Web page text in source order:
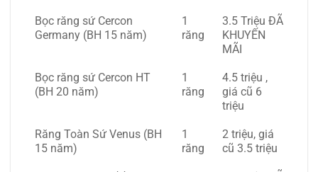
Bọc răng sứ Cercon
Germany (BH 15 năm)
1
răng
3.5 Triệu ĐÃ
KHUYẾN
MÃI
Bọc răng sứ Cercon HT
(BH 20 năm)
1
răng
4.5 triệu ,
giá cũ 6
triệu
Răng Toàn Sứ Venus (BH
15 năm)
1
răng
2 triệu, giá
cũ 3.5 triệu